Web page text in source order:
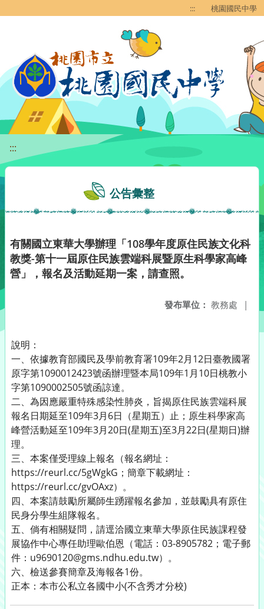
::: 桃園國民中學
:::
公告彙整
有關國立東華大學辦理「108學年度原住民族文化科
教獎-第十一屆原住民族雲端科展暨原生科學家高峰
營」，報名及活動延期一案，請查照。
發布單位： 教務處 |
說明：
一、依據教育部國民及學前教育署109年2月12日臺教國署
原字第1090012423號函辦理暨本局109年1月10日桃教小
字第1090002505號函諒達。
二、為因應嚴重特殊感染性肺炎，旨揭原住民族雲端科展
報名日期延至109年3月6日（星期五）止；原生科學家高
峰營活動延至109年3月20日(星期五)至3月22日(星期日)辦
理。
三、本案僅受理線上報名（報名網址：
https://reurl.cc/5gWgkG；簡章下載網址：
https://reurl.cc/gvOAxz）。
四、本案請鼓勵所屬師生踴躍報名參加，並鼓勵具有原住
民身分學生組隊報名。
五、倘有相關疑問，請逕洽國立東華大學原住民族課程發
展協作中心專任助理歐伯恩（電話：03-8905782；電子郵
件：u9690120@gms.ndhu.edu.tw）。
六、檢送參賽簡章及海報各1份。
正本：本市公私立各國中小(不含秀才分校)